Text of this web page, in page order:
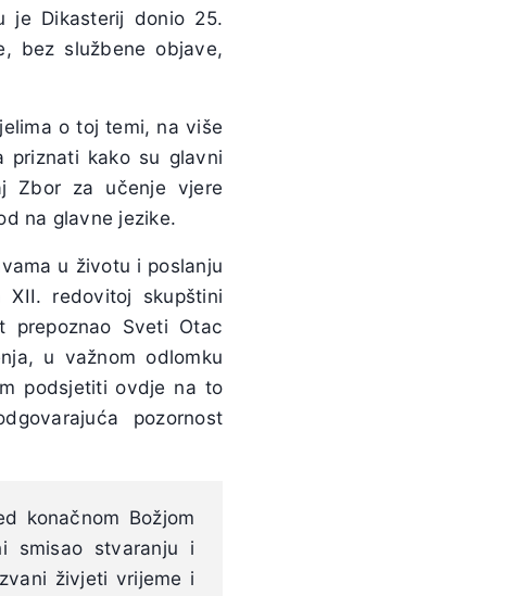
je Dikasterij donio 25.
bez službene objave,
o toj temi, na više
priznati kako su glavni
Zbor za učenje vjere
na glavne jezike.
u životu i poslanju
redovitoj skupštini
prepoznao Sveti Otac
u važnom odlomku
podsjetiti ovdje na to
pozornost
konačnom Božjom
smisao stvaranju i
živjeti vrijeme i